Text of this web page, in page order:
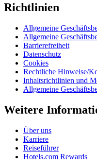
Richtlinien
Allgemeine
Allgemeine
Barrierefreiheit
Datenschutz
Cookies
Rechtliche Hinweise/
Inhaltsrichtlinien und
Allgemeine
Weitere
Über uns
Karriere
Reiseführer
Hotels.com Rewards